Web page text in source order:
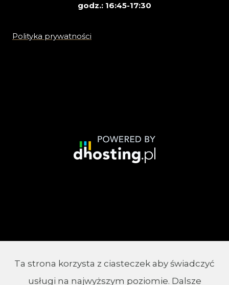
godz.: 16:45-17:30
Polityka prywatności
Ta strona korzysta z ciasteczek aby świadczyć
usługi na najwyższym poziomie. Dalsze